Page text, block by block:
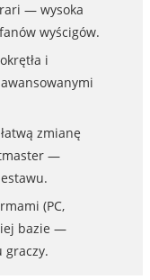
— wysoka
wyścigów.
i
zmianę
—
(PC,
bazie —
graczy.